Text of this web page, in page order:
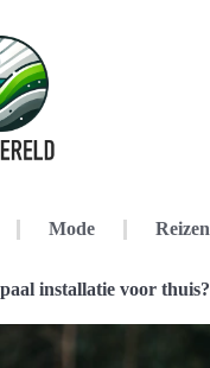
Mode Reizen
installatie voor thuis?